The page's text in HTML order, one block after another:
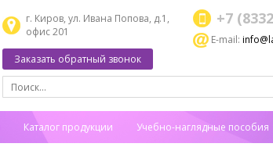
г. Киров, ул. Ивана Попова, д.1,
офис 201
+7
E-mail:
Заказать обратный звонок
Каталог продукции Учебно-наглядные пособия